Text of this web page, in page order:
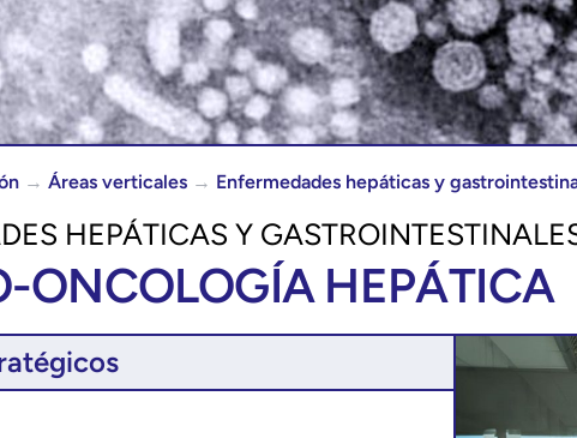
→ Áreas verticales → Enfermedades hepáticas y
HEPÁTICAS Y
ONCOLOGÍA HEPÁTICA